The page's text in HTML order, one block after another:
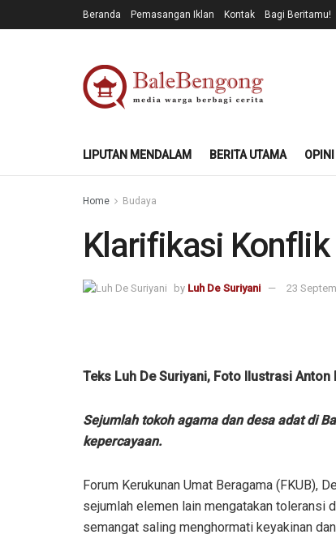
Beranda Pemasangan Iklan Kontak Bagi Beritamu!
LIPUTAN MENDALAM BERITA UTAMA OPINI
Home Budaya
Klarifikasi
by Luh De Suriyani 23
Teks Luh De Suriyani, Foto Ilustrasi Anton
Sejumlah tokoh agama dan desa adat di
kepercayaan.
Forum Kerukunan Umat Beragama (FKUB),
sejumlah elemen lain mengatakan toleransi
semangat saling menghormati keyakinan